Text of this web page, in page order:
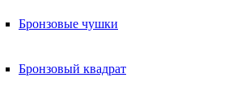
Бронзовые чушки
Бронзовый квадрат